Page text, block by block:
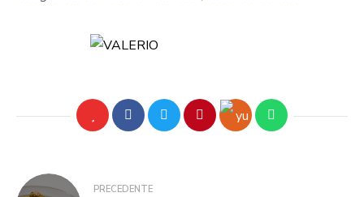
PRECEDENTE